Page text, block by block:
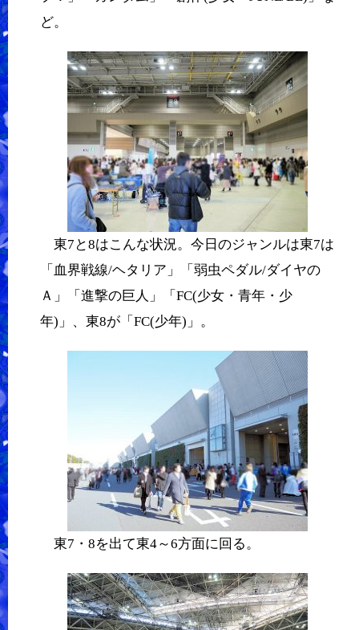
ど。
東7と8はこんな状況。今日のジャンルは東7は
「血界戦線/ヘタリア」「弱虫ペダル/ダイヤの
Ａ」「進撃の巨人」「FC(少女・青年・少
年)」、東8が「FC(少年)」。
東7・8を出て東4～6方面に回る。